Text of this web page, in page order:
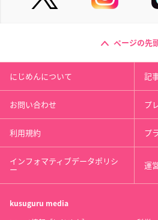
ページの先
にじめんについて 記
お問い合わせ プ
利用規約 プ
インフォマティブデータポリシ
ー 運
kusuguru media